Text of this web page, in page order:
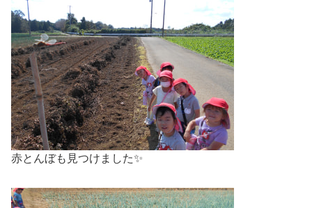
赤とんぼも見つけました✨